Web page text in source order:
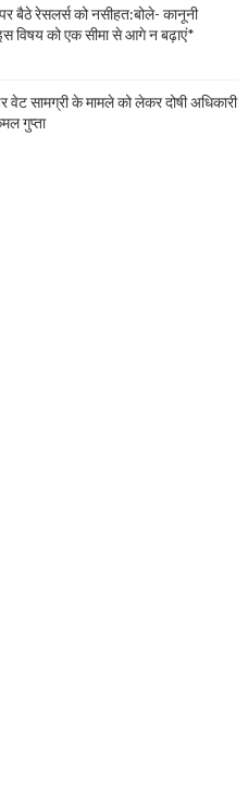
बैठे रेसलर्स को नसीहत:बोले- कानूनी
विषय को एक सीमा से आगे न बढ़ाएं*
वेट सामग्री के मामले को लेकर दोषी अधिकारी
गुप्ता